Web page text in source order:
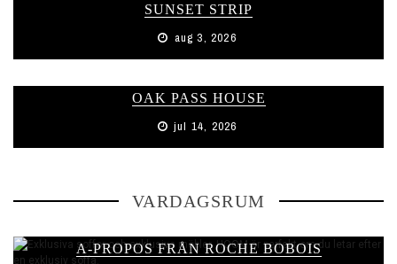
SUNSET STRIP
aug 3, 2026
OAK PASS HOUSE
jul 14, 2026
VARDAGSRUM
A-PROPOS FRÅN ROCHE BOBOIS